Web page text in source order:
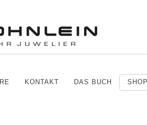
KONTAKT DAS BUCH